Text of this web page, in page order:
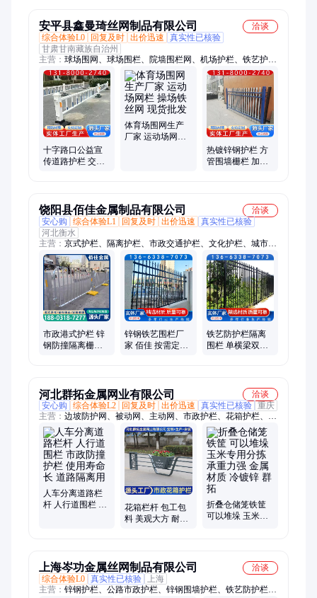
安平县鑫曼琦丝网制品有限公司
洽谈
综合体验L0
回复及时 出价迅速
真实性已核验
甘肃甘南藏族自治州
主营： 球场围网、球场围栏、院墙围栏网、机场护栏、铁艺护
栏、市政护栏、别墅院墙护栏、围墙防护栏杆、市政道路护栏、
隔离防御网、隔离防护网、车间隔离网、田径场围栏网、别墅厂
区围栏、车间隔离围栏、快捷围墙围栏、仓库隔离栅栏、羽毛球
场地围网、安全围栏铁丝网
十字路口公益宣
传道路护栏 交通
体育场围网生产
厂家 运动场网栏
热镀锌钢护栏 方
管围墙栅栏 加厚
饶阳县佰佳金属制品有限公司
洽谈
安心购
综合体验L1 回复及时 出价迅速
真实性已核验
河北衡水
主营： 京式护栏、隔离护栏、市政交通护栏、文化护栏、城市道
路栏杆、喷塑铁艺围栏
市政港式护栏 锌
钢防撞隔离栅栏
锌钢铁艺围栏厂
家 佰佳 按需定制
铁艺防护栏隔离
围栏 单横梁双横
河北群拓金属网业有限公司
洽谈
安心购
综合体验L2 回复及时 出价迅速 真实性已核验 重庆
主营： 边坡防护网、被动网、主动网、市政护栏、花箱护栏、道
路护栏、人行道护栏、不锈钢护栏、桥梁护栏、河道护栏、格宾
网、石笼网、雷诺护垫、铅丝石笼、格宾笼、绞索网、高强加筋
网、环形网、固滨笼、绿滨垫、钢丝石笼、张口式防护网、覆盖
引导式防护网
人车分离道路栏
杆 人行道围栏 市
花箱栏杆 包工包
料 美观大方 耐高
折叠仓储笼铁筐
可以堆垛 玉米专
上海岑功金属丝网制品有限公司
洽谈
综合体验L0 真实性已核验
上海
主营： 锌钢护栏、公路市政护栏、锌钢围墙护栏、铁艺防护栏